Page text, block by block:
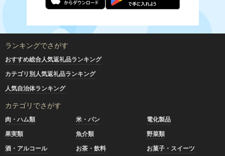
ランキングでさがす
おすすめ総合人気返礼品ランキング
カテゴリ別人気返礼品ランキング
人気自治体ランキング
カテゴリでさがす
肉・ハム類 米・パン
電化製品
果実類
魚介類
野菜類
酒・アルコール
お茶・飲料
お菓子・スイーツ